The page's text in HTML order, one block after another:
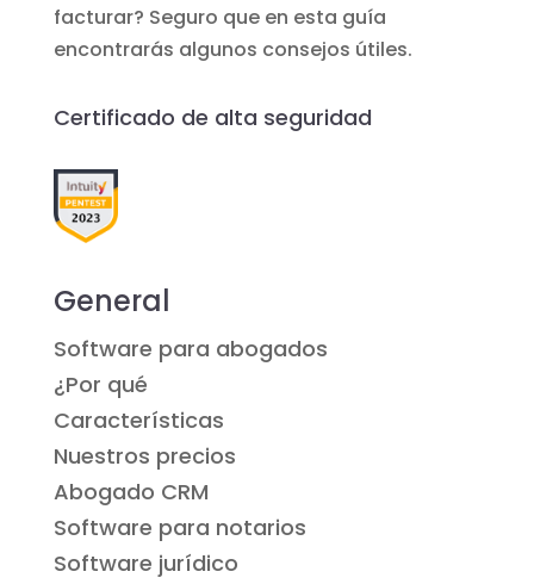
facturar? Seguro que en esta guía
encontrarás algunos consejos útiles.
Certificado de alta seguridad
General
Software para abogados
¿Por qué
Características
Nuestros precios
Abogado CRM
Software para notarios
Software jurídico